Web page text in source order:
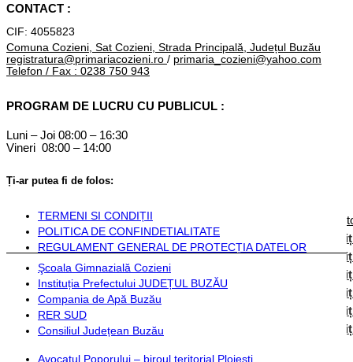
Primăria
ORGANIGRAMĂ
Conducere
Componență
Monitorul Oficial Local
STATUT COZIENI
Regulament de organizare
Hotărârile Autorității Deliberative
Hotărârile autorității deliberative 2024
Hotărârile autorității deliberative 2025
Hotărârile autorității deliberative 2026
Hotărârile autorității deliberative 2027
Hotărârile autorității deliberative 2028
Hotărârile autorității deliberative 2029
Dispozițiile
CONTACT :
CIF: 4055823
Comuna Cozieni, Sat Cozieni, Strada Principală, Județul Buzău
registratura@primariacozieni.ro / primaria_cozieni@yahoo.com
Telefon / Fax : 0238 750 943
PROGRAM DE LUCRU CU PUBLICUL :
Luni – Joi 08:00 – 16:30
Vineri 08:00 – 14:00
Ți-ar putea fi de folos:
TERMENI SI CONDIȚII
POLITICA DE CONFINDETIALITATE
REGULAMENT GENERAL DE PROTECȚIA DATELOR
Şcoala Gimnazială Cozieni
Instituția Prefectului JUDEȚUL BUZĂU
Compania de Apă Buzău
RER SUD
Consiliul Județean Buzău
Avocatul Poporului – biroul teritorial Ploiești